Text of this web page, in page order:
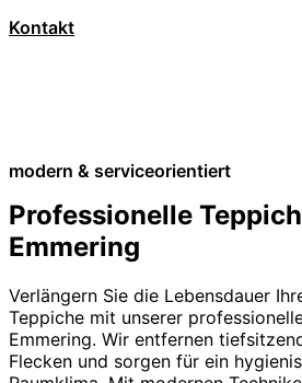
Kontakt
modern & serviceorientiert
Professionelle
Emmering
Verlängern Sie die Lebensdauer
Teppiche mit unserer
Emmering. Wir entfernen
Flecken und sorgen für ein